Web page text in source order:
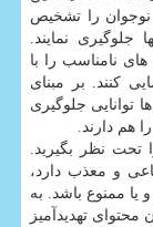
نوجوان را تشخیص
نمایند.
نامناسب را با
كنند. بر مبنای
توانایی جلوگیری
هم دارند.
تحت نظر بگیرید.
و معذب دارد،
یا ممنوع باشد. به
تهدیدآمیز